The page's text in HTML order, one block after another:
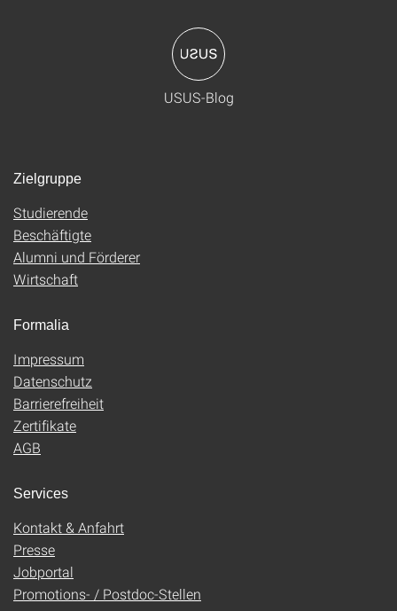
USUS-Blog
Zielgruppe
Studierende
Beschäftigte
Alumni und Förderer
Wirtschaft
Formalia
Impressum
Datenschutz
Barrierefreiheit
Zertifikate
AGB
Services
Kontakt & Anfahrt
Presse
Jobportal
Promotions- / Postdoc-Stellen